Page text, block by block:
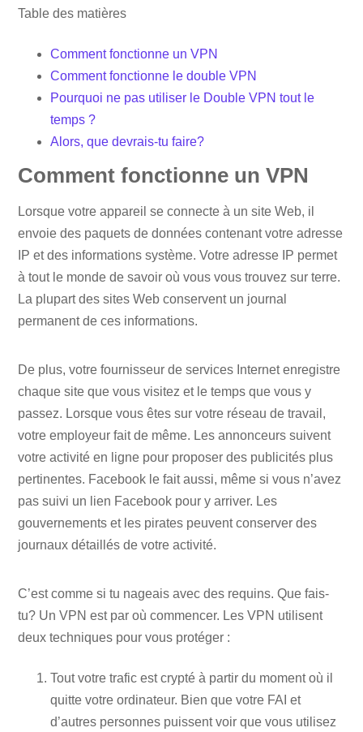
Table des matières
Comment fonctionne un VPN
Comment fonctionne le double VPN
Pourquoi ne pas utiliser le Double VPN tout le
temps ?
Alors, que devrais-tu faire?
Comment fonctionne un VPN
Lorsque votre appareil se connecte à un site Web, il
envoie des paquets de données contenant votre adresse
IP et des informations système. Votre adresse IP permet
à tout le monde de savoir où vous vous trouvez sur terre.
La plupart des sites Web conservent un journal
permanent de ces informations.
De plus, votre fournisseur de services Internet enregistre
chaque site que vous visitez et le temps que vous y
passez. Lorsque vous êtes sur votre réseau de travail,
votre employeur fait de même. Les annonceurs suivent
votre activité en ligne pour proposer des publicités plus
pertinentes. Facebook le fait aussi, même si vous n’avez
pas suivi un lien Facebook pour y arriver. Les
gouvernements et les pirates peuvent conserver des
journaux détaillés de votre activité.
C’est comme si tu nageais avec des requins. Que fais-
tu? Un VPN est par où commencer. Les VPN utilisent
deux techniques pour vous protéger :
Tout votre trafic est crypté à partir du moment où il
quitte votre ordinateur. Bien que votre FAI et
d’autres personnes puissent voir que vous utilisez